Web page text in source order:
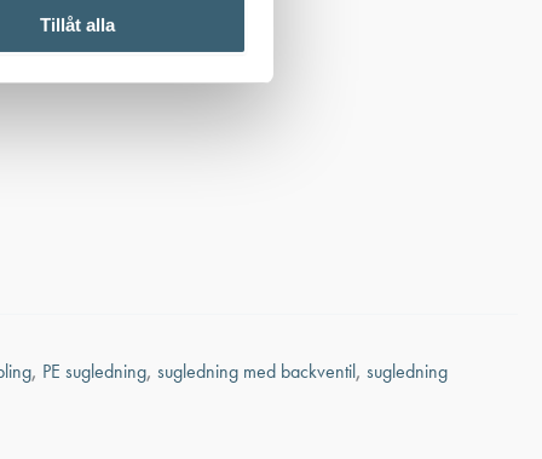
Tillåt alla
, PE sugledning, sugledning med backventil, sugledning